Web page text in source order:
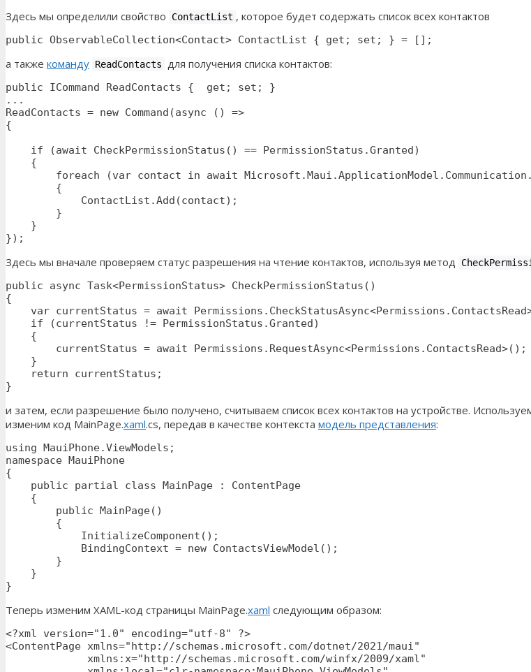
Здесь мы определили свойство ContactList , которое будет содержать список всех контактов
public ObservableCollection<Contact> ContactList { get; set; } = [];
а также команду ReadContacts для получения списка контактов:
public ICommand ReadContacts {  get; set; }
...
ReadContacts = new Command(async () =>
{
    if (await CheckPermissionStatus() == PermissionStatus.Granted)
    {
foreach (var contact in await
        {
            ContactList.Add(contact);
        }
    }
});
Здесь мы вначале проверяем статус разрешения на чтение контактов, используя метод
public async Task<PermissionStatus> CheckPermissionStatus()
{
var currentStatus = await
    if (currentStatus != PermissionStatus.Granted)
    {
        currentStatus = await Permissions.RequestAsync<Permissions.ContactsRead>();
    }
    return currentStatus;
}
и затем, если разрешение было получено, считываем список всех контактов на устройстве.
изменим код MainPage.xaml.cs, передав в качестве контекста модель представления:
using MauiPhone.ViewModels;
namespace MauiPhone
{
    public partial class MainPage : ContentPage
    {
        public MainPage()
        {
            InitializeComponent();
            BindingContext = new ContactsViewModel();
        }
    }
}
Теперь изменим XAML-код страницы MainPage.xaml следующим образом:
<?xml version="1.0" encoding="utf-8" ?>
<ContentPage xmlns="http://schemas.microsoft.com/dotnet/2021/maui"
             xmlns:x="http://schemas.microsoft.com/winfx/2009/xaml"